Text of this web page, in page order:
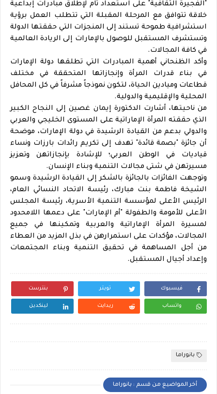
"الفجيرة الثقافية" على استعداد تام لإطلاق مبادرات إبداعية
خلاقة تتوافق مع المرحلة المقبلة التي تتطلب العمل برؤية
استشرافية طموحة تستند إلى المنجزات التي حققتها الدولة
وتستشرف المستقبل للوصول بالإمارات إلى الريادة العالمية
في كافة المجالات.
وأكد الظنحاني أهمية المبادرات التي تطلقها دولة الإمارات
في بناء قدرات المرأة وإنجازاتها المتحققة في مختلف
قطاعات وميادين الحياة، لتكون نموذجاً مشرفاً في كل المحافل
المحلية والإقليمية والدولية.
من ناحيتها، أشارت الدكتورة إيمان غصين إلى النجاح الكبير
الذي حققته المرأة الإماراتية على المستوى الخليجي والعربي
والدولي بدعم من القيادة الرشيدة في دولة الإمارات، موضحة
أن جائزة "بصمة قائدة" تهدف إلى تكريم رائدات بارزات ونساء
قياديات في الوطن العربي؛ للإشادة بإنجازاتهن وتعزيز
مسيرتهن في شتى مجالات التنمية وبناء الإنسان.
وتوجهت الفائزات بالجائزة بالشكر إلى القيادة الرشيدة وسمو
الشيخة فاطمة بنت مبارك، رئيسة الاتحاد النسائي العام،
الرئيس الأعلى لمؤسسة التنمية الأسرية، رئيسة المجلس
الأعلى للأمومة والطفولة "أم الإمارات" على دعمها اللامحدود
لمسيرة المرأة الإماراتية والعربية ‏وتمكينها في جميع
المجالات، مؤكدات على استمرارهن في بذل المزيد من العطاء
من أجل المساهمة في تحقيق التنمية وبناء المجتمعات
وإعداد أجيال المستقبل.
فيسبوك تويتر بنترست
واتساب ريدايت لينكدين
بانوراما
أخر المواضيع من قسم : بانوراما